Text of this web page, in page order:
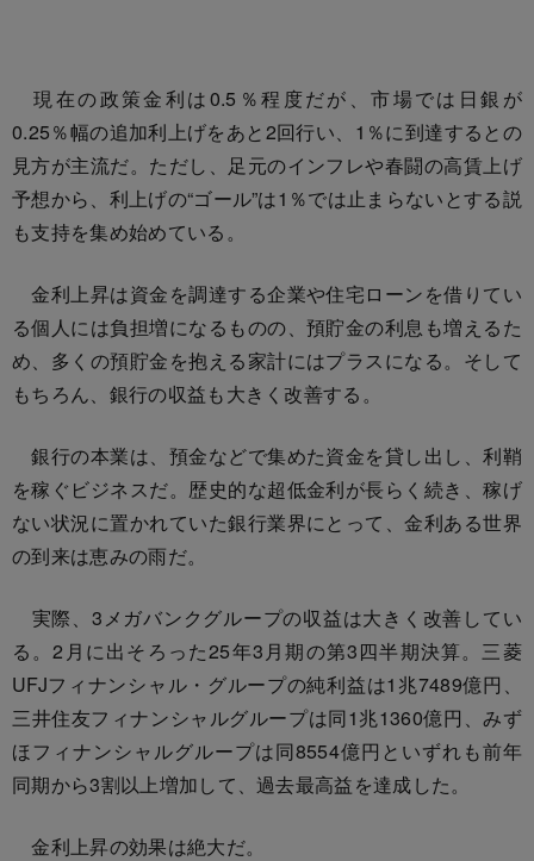
現在の政策金利は0.5％程度だが、市場では日銀が
0.25％幅の追加利上げをあと2回行い、1％に到達するとの
見方が主流だ。ただし、足元のインフレや春闘の高賃上げ
予想から、利上げの“ゴール”は1％では止まらないとする説
も支持を集め始めている。
金利上昇は資金を調達する企業や住宅ローンを借りてい
る個人には負担増になるものの、預貯金の利息も増えるた
め、多くの預貯金を抱える家計にはプラスになる。そして
もちろん、銀行の収益も大きく改善する。
銀行の本業は、預金などで集めた資金を貸し出し、利鞘
を稼ぐビジネスだ。歴史的な超低金利が長らく続き、稼げ
ない状況に置かれていた銀行業界にとって、金利ある世界
の到来は恵みの雨だ。
実際、3メガバンクグループの収益は大きく改善してい
る。2月に出そろった25年3月期の第3四半期決算。三菱
UFJフィナンシャル・グループの純利益は1兆7489億円、
三井住友フィナンシャルグループは同1兆1360億円、みず
ほフィナンシャルグループは同8554億円といずれも前年
同期から3割以上増加して、過去最高益を達成した。
金利上昇の効果は絶大だ。